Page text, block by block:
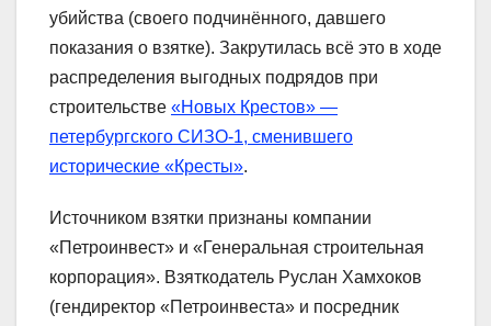
убийства (своего подчинённого, давшего
показания о взятке). Закрутилась всё это в ходе
распределения выгодных подрядов при
строительстве «Новых Крестов» —
петербургского СИЗО-1, сменившего
исторические «Кресты».
Источником взятки признаны компании
«Петроинвест» и «Генеральная строительная
корпорация». Взяткодатель Руслан Хамхоков
(гендиректор «Петроинвеста» и посредник